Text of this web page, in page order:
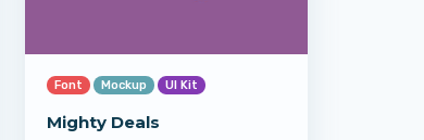
Font Mockup UI Kit
Mighty Deals